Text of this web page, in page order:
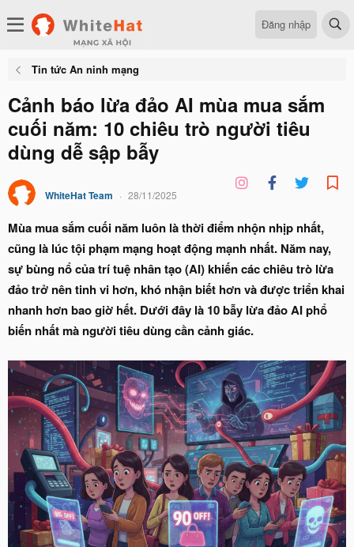
Đăng nhập
Tin tức An ninh mạng
Cảnh báo lừa đảo AI mùa mua sắm
cuối năm: 10 chiêu trò người tiêu
dùng dễ sập bẫy
WhiteHat Team 28/11/2025
Mùa mua sắm cuối năm luôn là thời điểm nhộn nhịp nhất,
cũng là lúc tội phạm mạng hoạt động mạnh nhất. Năm nay,
sự bùng nổ của trí tuệ nhân tạo (AI) khiến các chiêu trò lừa
đảo trở nên tinh vi hơn, khó nhận biết hơn và được triển khai
nhanh hơn bao giờ hết. Dưới đây là 10 bẫy lừa đảo AI phổ
biến nhất mà người tiêu dùng cần cảnh giác.